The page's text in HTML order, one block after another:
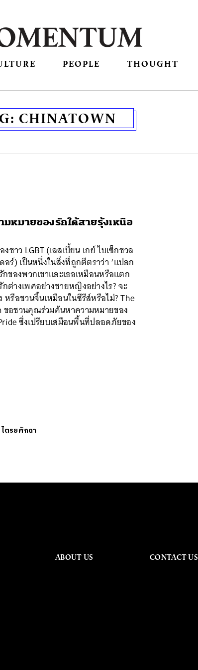
PEOPLE THOUGHT
CHINATOWN
หมายของรักใต้สายรุ้งเหนือ
งชาว LGBT (เลสเบี้ยน เกย์ ไบเซ็กชวล
อร์) เป็นหนึ่งในสิ่งที่ถูกตีตราว่า ‘แปลก
กของพวกเขาและเธอเหมือนหรือแตก
ต่างเพศอย่างชายหญิงอย่างไร? จะ
รือชวนจิ้นเหมือนในซีรีส์หรือไม่? The
ขอชวนคุณร่วมค้นหาความหมายของ
ซึ่งเปรียบเสมือนพื้นที่ปลอดภัยของ
ตรยศักดา
ABOUT US CONTACT US